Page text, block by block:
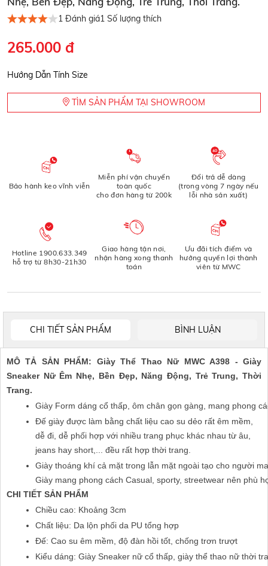
1 Đánh giá1 Số lượng thích
265.000 đ
Hướng Dẫn Tính Size
TÌM SẢN PHẨM TẠI SHOWROOM
Bảo hành keo vĩnh viễn
Miễn phí vận chuyển
toàn quốc
cho đơn hàng từ 200k
Đổi trả dễ dàng
(trong vòng 7 ngày nếu
lỗi nhà sản xuất)
Hotline 1900.633.349
hỗ trợ từ 8h30-21h30
Giao hàng tận nơi,
nhận hàng xong thanh
toán
Ưu đãi tích điểm và
hưởng quyền lợi thành
viên từ MWC
CHI TIẾT SẢN PHẨM BÌNH LUẬN
MÔ TẢ SẢN PHẨM: Giày Thể Thao Nữ MWC A398 - Giày
Sneaker Nữ Êm Nhẹ, Bền Đẹp, Năng Động, Trẻ Trung, Thời
Trang.
Giày Form dáng cổ thấp, ôm chân gọn gàng, mang phong
Đế giày được làm bằng chất liệu cao su dẻo rất êm mềm,
dễ đi, dễ phối hợp với nhiều trang phục khác nhau từ âu,
jeans hay short,... đều rất hợp thời trang.
Giày thoáng khí cả mặt trong lẫn mặt ngoài tạo cho người
Giày mang phong cách Casual, sporty, streetwear nên phù
CHI TIẾT SẢN PHẨM
Chiều cao: Khoảng 3cm
Chất liệu: Da lộn phối da PU tổng hợp
Đế: Cao su êm mềm, độ đàn hồi tốt, chống trơn trượt
Kiểu dáng: Giày Sneaker nữ cổ thấp, giày thể thao nữ thời